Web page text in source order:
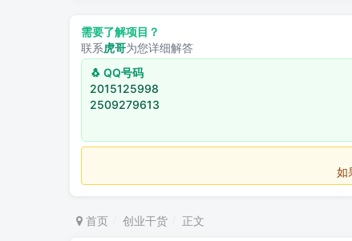
需要了解项目？
联系虎哥为您详细解答
🐧 QQ号码
2015125998
2509279613
如果
首页 创业干货 正文